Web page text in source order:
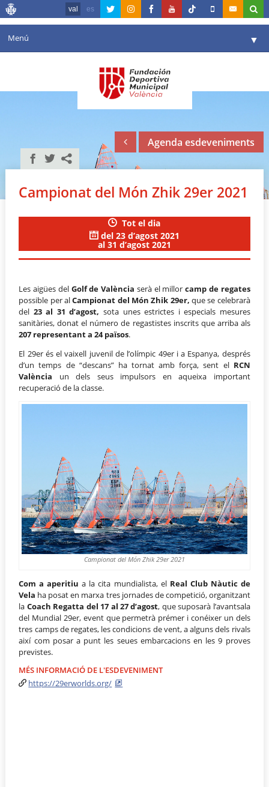
val es
Menú ▼
Agenda
▼
València en esport
Portal de Transparència
Agenda esdeveniments
Campionat del Món Zhik 29er 2021
Tot el dia
del 23 d’agost 2021
al 31 d’agost 2021
Les aigües del Golf de València serà el millor camp de regates
possible per alCampionat del Món Zhik 29er, que se celebrarà
del 23 al 31 d’agost, sota unes estrictes i especials mesures
sanitàries, donat el número de regastistes inscrits que arriba als
207 representant a 24 països.
El 29er és el vaixell juvenil de l’olímpic 49er i a Espanya, després
d’un temps de “descans” ha tornat amb força, sent el RCN
València un dels seus impulsors en aqueixa important
recuperació de la classe.
Campionat del Món Zhik 29er 2021
Com a aperitiu a la cita mundialista, elReal Club Nàutic de
Vela ha posat en marxa tres jornades de competició, organitzant
la Coach Regatta del 17 al 27 d’agost, que suposarà l’avantsala
del Mundial 29er, event que permetrà prémer i conéixer un dels
tres camps de regates, les condicions de vent, a alguns dels rivals
així com posar a punt les seues embarcacions en les 9 proves
previstes.
MÉS INFORMACIÓ DE L'ESDEVENIMENT
https://29erworlds.org/